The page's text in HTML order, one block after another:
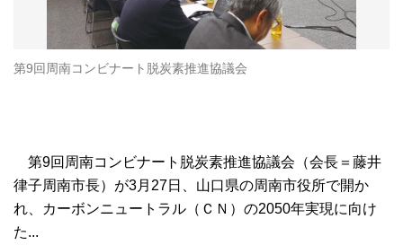
第9回周南コンビナート脱炭素推進協議会
第9回周南コンビナート脱炭素推進協議会（会長＝藤井
律子周南市長）が3月27日、山口県の周南市役所で開か
れ、カーボンニュートラル（ＣＮ）の2050年実現に向け
た...